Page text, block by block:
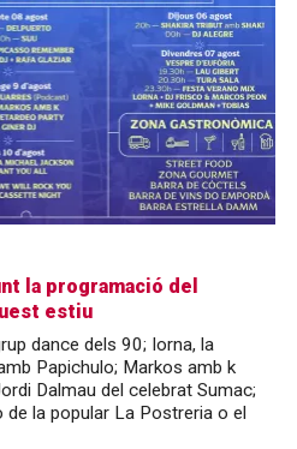
la programació del
estiu
dance dels 90; Iorna, la
Papichulo; Markos amb k
Dalmau del celebrat Sumac;
la popular La Postreria o el